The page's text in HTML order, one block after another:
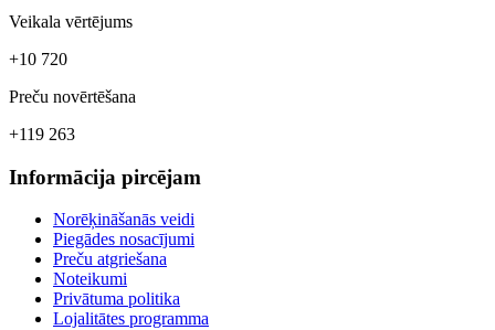
Veikala vērtējums
+10 720
Preču novērtēšana
+119 263
Informācija pircējam
Norēķināšanās veidi
Piegādes nosacījumi
Preču atgriešana
Noteikumi
Privātuma politika
Lojalitātes programma